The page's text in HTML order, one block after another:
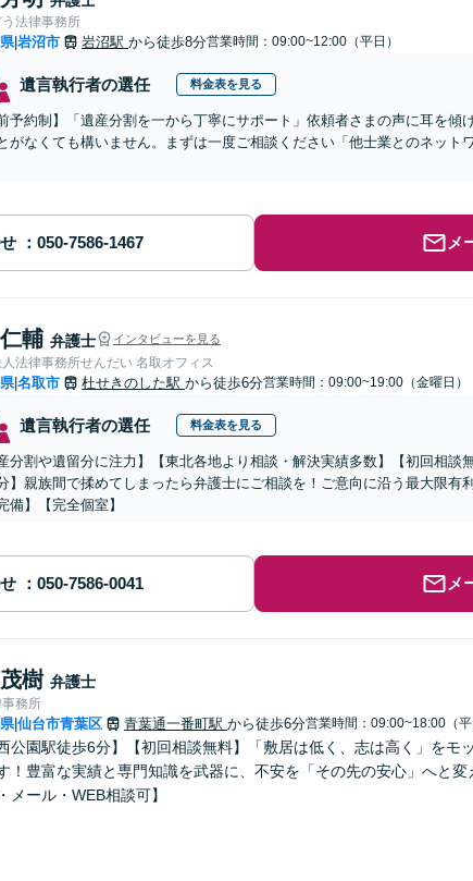
法律事務所
|岩沼市 岩沼駅 から徒歩8分営業時間：09:00~12:00（平日）
遺言執行者の選任 料金表を見る
前予約制】「遺産分割を一から丁寧にサポート」依頼者さまの声に耳を
がなくても構いません。まずは一度ご相談ください「他士業とのネット
メ
輔 弁護士 インタビューを見る
法律事務所せんだい 名取オフィス
|名取市 杜せきのした駅 から徒歩6分営業時間：09:00~19:00（金曜日）
遺言執行者の選任 料金表を見る
産分割や遺留分に注力】【東北各地より相談・解決実績多数】【初回相
】親族間で揉めてしまったら弁護士にご相談を！ご意向に沿う最大限有
備】【完全個室】
メ
樹 弁護士
務所
|仙台市青葉区 青葉通一番町駅 から徒歩6分営業時間：09:00~18:00（平
西公園駅徒歩6分】【初回相談無料】「敷居は低く、志は高く」を
！豊富な実績と専門知識を武器に、不安を「その先の安心」へと変
メール・WEB相談可】